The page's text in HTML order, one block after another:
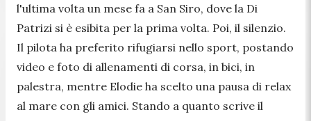
l'ultima volta un mese fa a San Siro, dove la Di
Patrizi si è esibita per la prima volta. Poi, il silenzio.
Il pilota ha preferito rifugiarsi nello sport, postando
video e foto di allenamenti di corsa, in bici, in
palestra, mentre Elodie ha scelto una pausa di relax
al mare con gli amici. Stando a quanto scrive il